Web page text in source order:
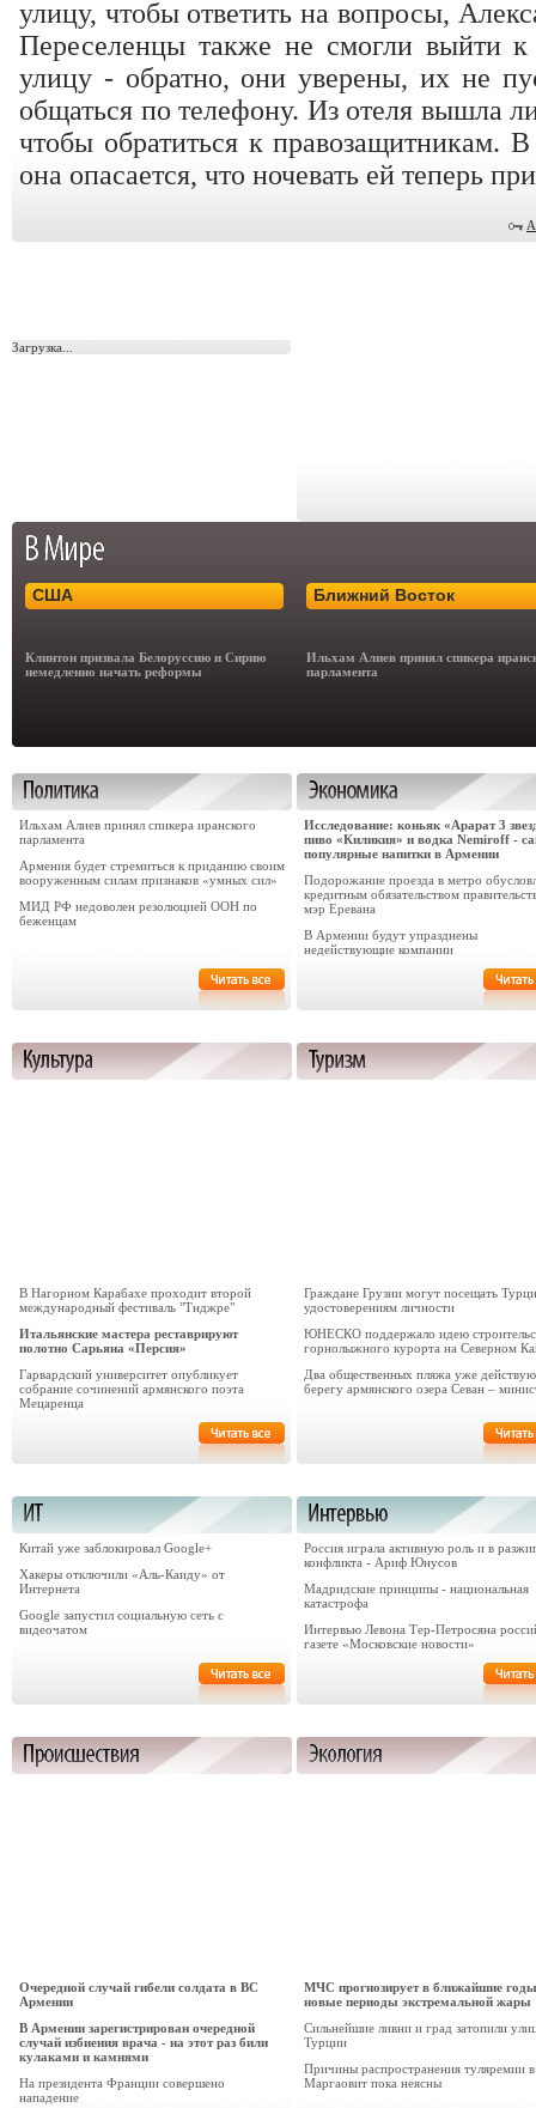
улицу, чтобы ответить на вопросы,
Переселенцы также не смогли выйти
улицу - обратно, они уверены, их не
общаться по телефону. Из отеля вышла
чтобы обратиться к правозащитникам.
она опасается, что ночевать ей теперь
Загрузка...
США
Клинтон призвала Белоруссию и Сирию
немедленно начать реформы
Ближний Восток
Ильхам Алиев принял спикера
парламента
Ильхам Алиев принял спикера иранского
парламента
Армения будет стремиться к приданию своим
вооруженным силам признаков «умных сил»
МИД РФ недоволен резолюцией ООН по
беженцам
Исследование: коньяк «Арарат 3
пиво «Киликия» и водка Nemiroff -
популярные напитки в Армении
Подорожание проезда в метро
кредитным обязательством
мэр Еревана
В Армении будут упразднены
недействующие компании
В Нагорном Карабахе проходит второй
международный фестиваль "Тнджре"
Итальянские мастера реставрируют
полотно Сарьяна «Персия»
Гарвардский университет опубликует
собрание сочинений армянского поэта
Мецаренца
Граждане Грузии могут посещать
удостоверениям личности
ЮНЕСКО поддержало идею
горнолыжного курорта на Северном
Два общественных пляжа уже
берегу армянского озера Севан –
Китай уже заблокировал Google+
Хакеры отключили «Аль-Каиду» от
Интернета
Google запустил социальную сеть с
видеочатом
Россия играла активную роль и в
конфликта - Ариф Юнусов
Мадридские принципы - национальная
катастрофа
Интервью Левона Тер-Петросяна
газете «Московские новости»
Очередной случай гибели солдата в ВС
Армении
В Армении зарегистрирован очередной
случай избиения врача - на этот раз били
кулаками и камнями
На президента Франции совершено
нападение
МЧС прогнозирует в ближайшие годы
новые периоды экстремальной жары
Сильнейшие ливни и град затопили
Турции
Причины распространения туляремии в
Маргаовит пока неясны